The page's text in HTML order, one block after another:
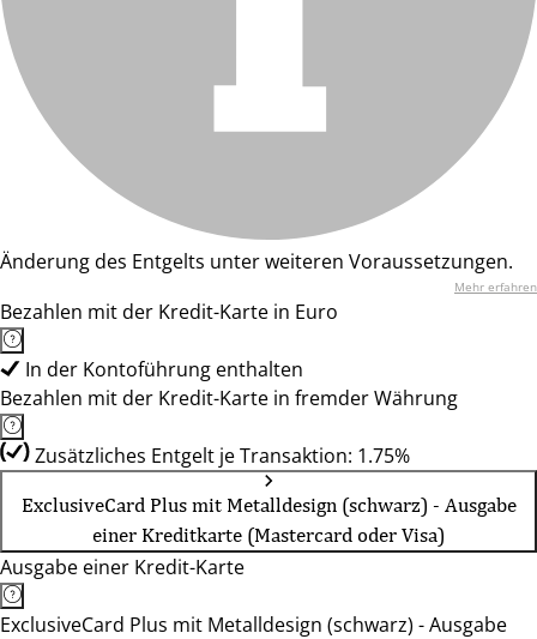
Änderung des Entgelts unter weiteren Voraussetzungen.
Mehr erfahren
Bezahlen mit der Kredit-Karte in Euro
In der Kontoführung enthalten
Bezahlen mit der Kredit-Karte in fremder Währung
Zusätzliches Entgelt je Transaktion: 1.75%
ExclusiveCard Plus mit Metalldesign (schwarz) - Ausgabe
einer Kreditkarte (Mastercard oder Visa)
Ausgabe einer Kredit-Karte
ExclusiveCard Plus mit Metalldesign (schwarz) - Ausgabe